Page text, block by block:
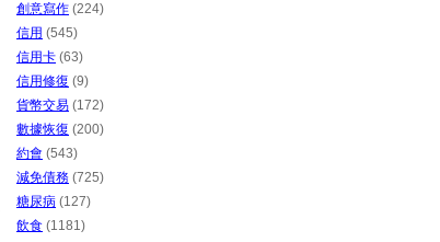
創意寫作 (224)
信用 (545)
信用卡 (63)
信用修復 (9)
貨幣交易 (172)
數據恢復 (200)
約會 (543)
減免債務 (725)
糖尿病 (127)
飲食 (1181)